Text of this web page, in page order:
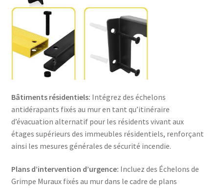
Bâtiments résidentiels: Intégrez des échelons
antidérapants fixés au mur en tant qu’itinéraire
d’évacuation alternatif pour les résidents vivant aux
étages supérieurs des immeubles résidentiels, renforçant
ainsi les mesures générales de sécurité incendie.
Plans d’intervention d’urgence: Incluez des Échelons de
Grimpe Muraux fixés au mur dans le cadre de plans